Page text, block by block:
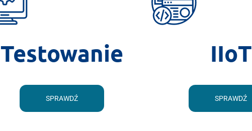
Testowanie
SPRAWDŹ
IIoT
SPRAWDŹ